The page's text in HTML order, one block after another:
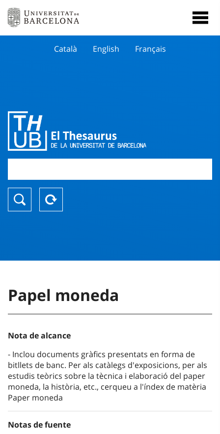
Català English Français
Papel moneda
Nota de alcance
Inclou documents gràfics presentats en forma de
bitllets de banc. Per als catàlegs d'exposicions, per als
estudis teòrics sobre la tècnica i elaboració del paper
moneda, la història, etc., cerqueu a l'índex de matèria
Paper moneda
Notas de fuente